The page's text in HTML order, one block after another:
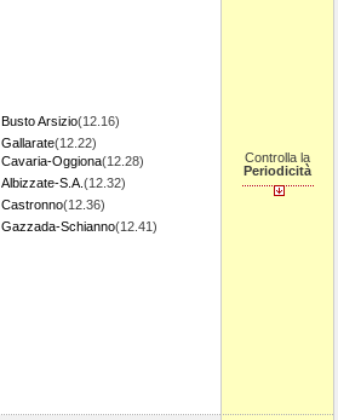
Busto Arsizio(12.16)
Gallarate(12.22)
Cavaria-Oggiona(12.28)
Albizzate-S.A. (12.32)
Castronno(12.36)
Gazzada-Schianno(12.41)
Controlla la
Periodicità